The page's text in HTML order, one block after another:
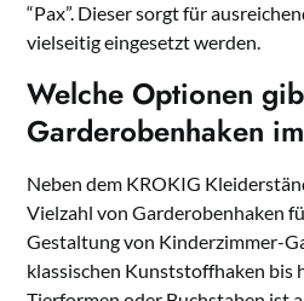
“Pax”. Dieser sorgt für
vielseitig eingesetzt werden.
Welche Optionen
Garderobenhaken
Neben dem KROKIG
Vielzahl von Garderobenhaken
Gestaltung von Kinderzimmer-
klassischen Kunststoffhaken bis